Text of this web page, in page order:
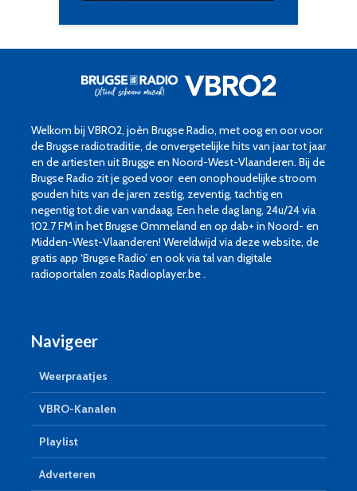
Welkom bij VBRO2, joèn Brugse Radio, met oog en oor voor
de Brugse radiotraditie, de onvergetelijke hits van jaar tot jaar
en de artiesten uit Brugge en Noord-West-Vlaanderen. Bij de
Brugse Radio zit je goed voor een onophoudelijke stroom
gouden hits van de jaren zestig, zeventig, tachtig en
negentig tot die van vandaag. Een hele dag lang, 24u/24 via
102.7 FM in het Brugse Ommeland en op dab+ in Noord- en
Midden-West-Vlaanderen! Wereldwijd via deze website, de
gratis app ‘Brugse Radio’ en ook via tal van digitale
radioportalen zoals Radioplayer.be .
Navigeer
Weerpraatjes
VBRO-Kanalen
Playlist
Adverteren